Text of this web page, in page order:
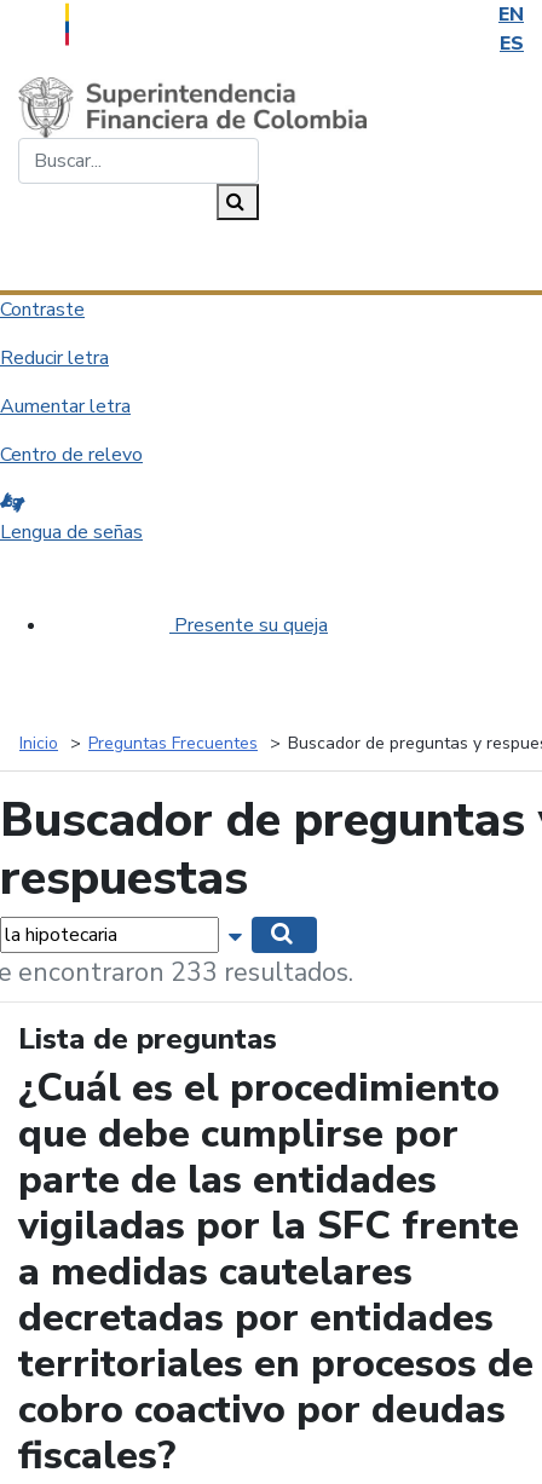
EN
ES
Saltar al contenido principal
Contraste
Reducir letra
Aumentar letra
Centro de relevo
Lengua de señas
Presente su queja
Inicio Preguntas Frecuentes Buscador de preguntas y
Buscador de preguntas
respuestas
Mostrar opciones de búsqueda
encontraron 233 resultados.
Lista de preguntas
¿Cuál es el procedimiento
que debe cumplirse por
parte de las entidades
vigiladas por la SFC frente
a medidas cautelares
decretadas por entidades
territoriales en procesos de
cobro coactivo por deudas
fiscales?